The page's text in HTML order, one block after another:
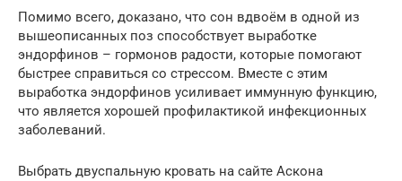
Помимо всего, доказано, что сон вдвоём в одной из
вышеописанных поз способствует выработке
эндорфинов – гормонов радости, которые помогают
быстрее справиться со стрессом. Вместе с этим
выработка эндорфинов усиливает иммунную функцию,
что является хорошей профилактикой инфекционных
заболеваний.
Выбрать двуспальную кровать на сайте Аскона